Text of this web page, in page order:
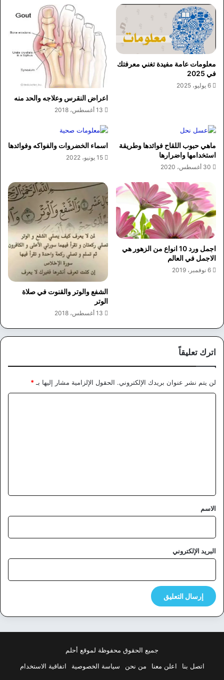
معلومات عامة مفيدة تغني معرفتك
في 2025
6 يوليو، 2025
اعراض النقرس وعلاجه والحد منه
13 أغسطس، 2018
ماهي حبوب اللقاح فوائدها وطريقة
استخدامها واضرارها
30 أغسطس، 2020
اسماء الخضروات والفواكه وفوائدها
15 يونيو، 2022
اجمل ورد 10 انواع من الزهور هي
الاجمل في العالم
6 نوفمبر، 2019
الشفع والوتر والقنوت في صلاة
الوتر
13 أغسطس، 2018
اترك تعليقاً
لن يتم نشر عنوان بريدك الإلكتروني. الحقول الإلزامية مشار إليها بـ *
*
الاسم
البريد الإلكتروني
جميع الحقوق محفوظة لموقع أحلم
اتصل بنا
اعلن معنا من نحن سياسة الخصوصية اتفاقية الاستخدام